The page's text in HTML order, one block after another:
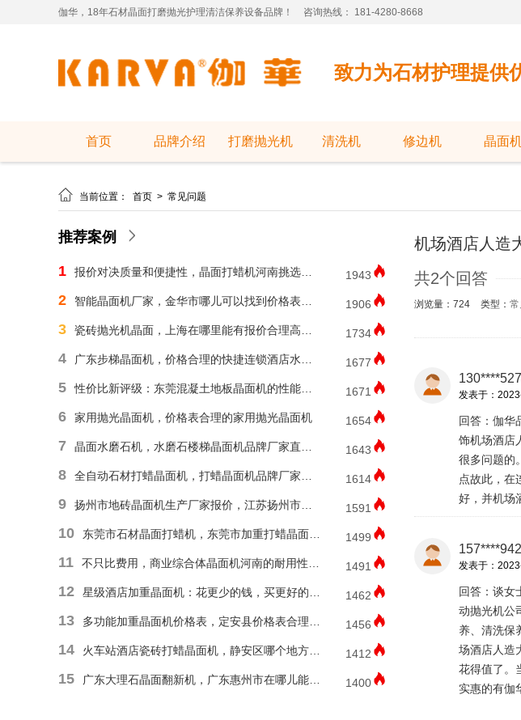
伽华，18年石材晶面打磨抛光护理清洁保养设备品牌！ 咨询热线： 181-4280-8668
致力为石材护理提供
首页 品牌介绍 打磨抛光机 清洗机 修边机 晶面
 当前位置： 首页 > 常见问题
机场酒店人造
共2个回答
浏览量：724 类型： 常
发表于：
回答：伽华
饰机场酒店
很多问题的
点故此，在
好，并机场
发表于：
回答：谈女
动抛光机公
养、清洗保
场酒店人造
花得值了。
实惠的有伽
推荐案例
1 1943
2 1906
3 1734
4 1677
5 1671
6 家用抛光晶面机，价格表合理的家用抛光晶面机 1654
7 1643
8 1614
9 1591
10 1499
11 1491
12 1462
13 1456
14 1412
15 1400